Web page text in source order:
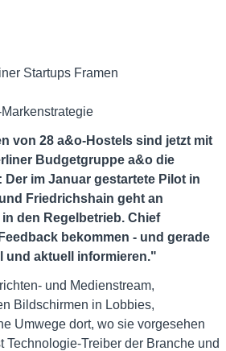
Startups Framen
von 28 a&o-Hostels sind jetzt mit
Budgetgruppe a&o die
im Januar gestartete Pilot in
Friedrichshain geht an
den Regelbetrieb. Chief
bekommen - und gerade
und aktuell informieren."
und Medienstream,
Bildschirmen in Lobbies,
Umwege dort, wo sie vorgesehen
Treiber der Branche und